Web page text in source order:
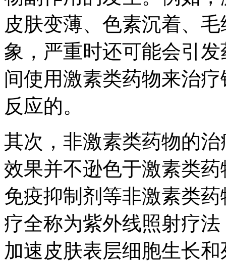
皮肤变薄、色素沉着、
象，严重时还可能会引
间使用激素类药物来治
反应的。
其次，非激素类药物的
效果并不逊色于激素类
免疫抑制剂等非激素类
疗全称为紫外线照射疗
加速皮肤表层细胞生长